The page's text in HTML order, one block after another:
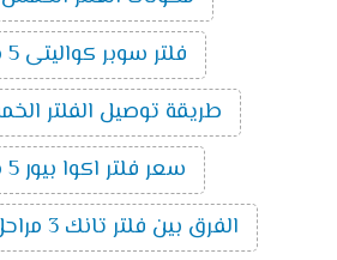
فلتر سوبر كواليتى 5 مراحل
طريقة توصيل الفلتر
سعر فلتر اكوا بيور 5 مراحل
الفرق بين فلتر تانك 3 مراحل و 5 مراحل